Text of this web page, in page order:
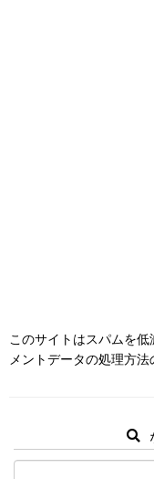
このサイトはスパムを低
メントデータの処理方
検